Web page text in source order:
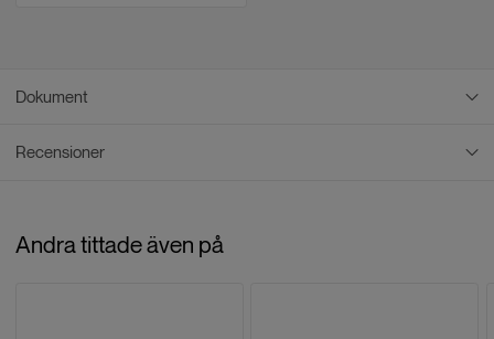
Dokument
Recensioner
Andra tittade även på